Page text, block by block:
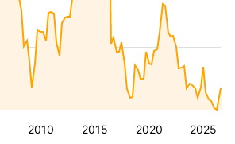
2010 2015 2020 2025